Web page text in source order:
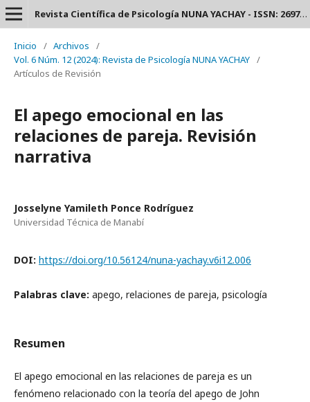
Revista Científica de Psicología NUNA YACHAY - ISSN: 2697-3588.
Inicio / Archivos
/
Vol. 6 Núm. 12 (2024): Revista de Psicología NUNA YACHAY /
Artículos de Revisión
El apego emocional en las
relaciones de pareja. Revisión
narrativa
Josselyne Yamileth Ponce Rodríguez
Universidad Técnica de Manabí
DOI: https://doi.org/10.56124/nuna-yachay.v6i12.006
Palabras clave: apego, relaciones de pareja, psicología
Resumen
El apego emocional en las relaciones de pareja es un
fenómeno relacionado con la teoría del apego de John